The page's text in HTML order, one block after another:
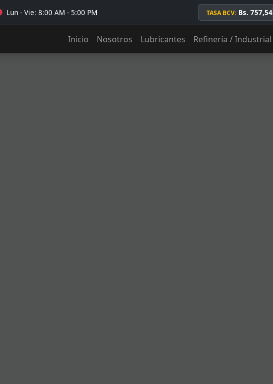
Lun - Vie: 8:00 AM - 5:00 PM TASA BCV: Bs. 757,54
Inicio Nosotros Lubricantes Refinería / Industrial